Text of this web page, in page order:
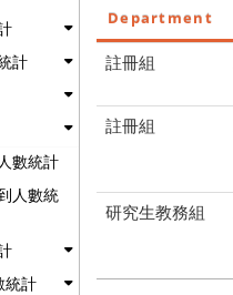
計
數統計
人數統
統計
Department
註冊組
註冊組
研究生教務組